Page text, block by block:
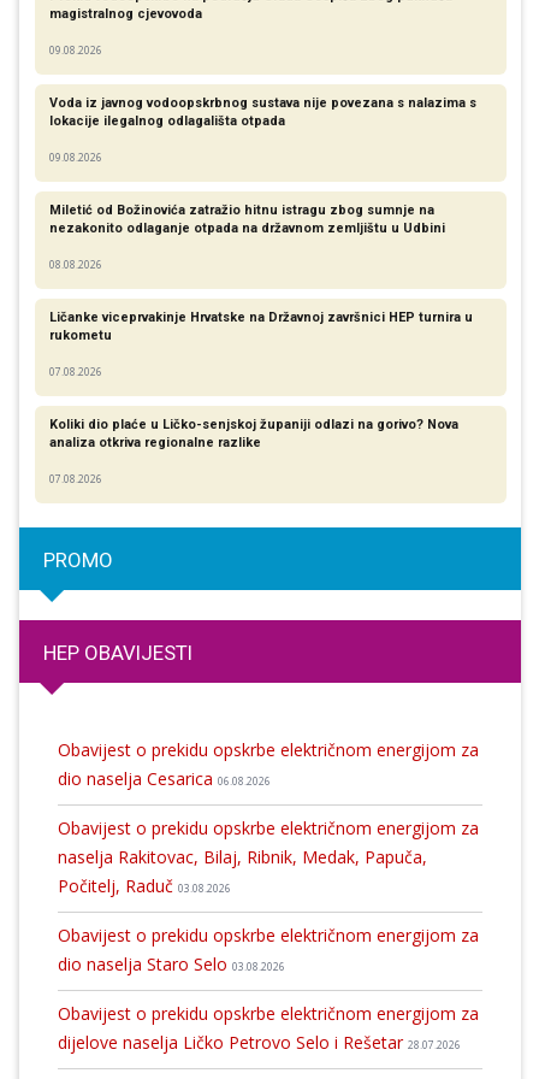
magistralnog cjevovoda
09.08.2026
Voda iz javnog vodoopskrbnog sustava nije povezana s nalazima s
lokacije ilegalnog odlagališta otpada
09.08.2026
Miletić od Božinovića zatražio hitnu istragu zbog sumnje na
nezakonito odlaganje otpada na državnom zemljištu u Udbini
08.08.2026
Ličanke viceprvakinje Hrvatske na Državnoj završnici HEP turnira u
rukometu
07.08.2026
Koliki dio plaće u Ličko-senjskoj županiji odlazi na gorivo? Nova
analiza otkriva regionalne razlike​
07.08.2026
PROMO
HEP OBAVIJESTI
Obavijest o prekidu opskrbe električnom energijom za
dio naselja Cesarica 06.08.2026
Obavijest o prekidu opskrbe električnom energijom za
naselja Rakitovac, Bilaj, Ribnik, Medak, Papuča,
Počitelj, Raduč 03.08.2026
Obavijest o prekidu opskrbe električnom energijom za
dio naselja Staro Selo 03.08.2026
Obavijest o prekidu opskrbe električnom energijom za
dijelove naselja Ličko Petrovo Selo i Rešetar 28.07.2026